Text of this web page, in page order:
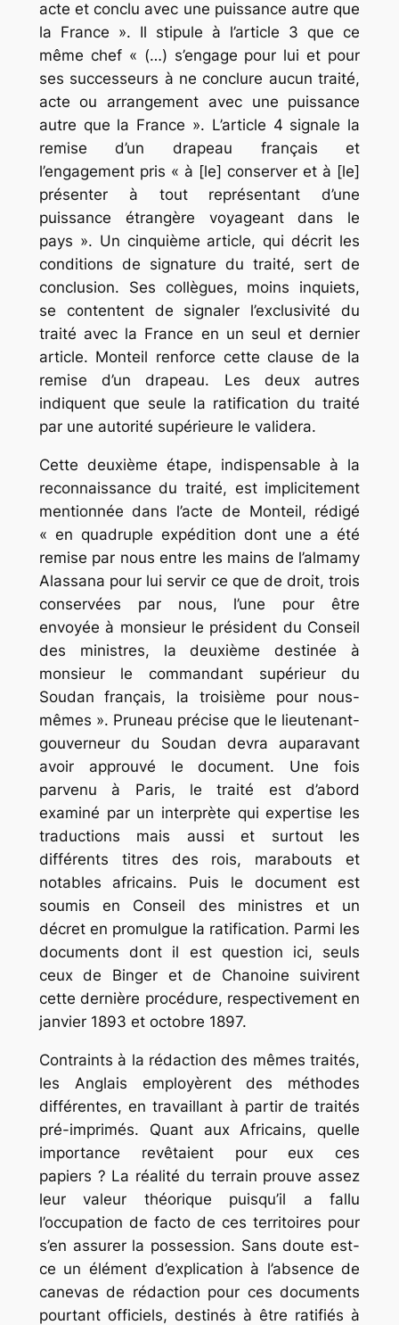
acte et conclu avec une puissance autre que
la France ». Il stipule à l’article 3 que ce
même chef « (…) s’engage pour lui et pour
ses successeurs à ne conclure aucun traité,
acte ou arrangement avec une puissance
autre que la France ». L’article 4 signale la
remise d’un drapeau français et
l’engagement pris « à [le]conserver et à [le]
présenter à tout représentant d’une
puissance étrangère voyageant dans le
pays ». Un cinquième article, qui décrit les
conditions de signature du traité, sert de
conclusion. Ses collègues, moins inquiets,
se contentent de signaler l’exclusivité du
traité avec la France en un seul et dernier
article. Monteil renforce cette clause de la
remise d’un drapeau. Les deux autres
indiquent que seule la ratification du traité
par une autorité supérieure le validera.
Cette deuxième étape, indispensable à la
reconnaissance du traité, est implicitement
mentionnée dans l’acte de Monteil, rédigé
« en quadruple expédition dont une a été
remise par nous entre les mains de l’almamy
Alassana pour lui servir ce que de droit, trois
conservées par nous, l’une pour être
envoyée à monsieur le président du Conseil
des ministres, la deuxième destinée à
monsieur le commandant supérieur du
Soudan français, la troisième pour nous-
mêmes ». Pruneau précise que le lieutenant-
gouverneur du Soudan devra auparavant
avoir approuvé le document. Une fois
parvenu à Paris, le traité est d’abord
examiné par un interprète qui expertise les
traductions mais aussi et surtout les
différents titres des rois, marabouts et
notables africains. Puis le document est
soumis en Conseil des ministres et un
décret en promulgue la ratification. Parmi les
documents dont il est question ici, seuls
ceux de Binger et de Chanoine suivirent
cette dernière procédure, respectivement en
janvier 1893 et octobre 1897.
Contraints à la rédaction des mêmes traités,
les Anglais employèrent des méthodes
différentes, en travaillant à partir de traités
pré-imprimés. Quant aux Africains, quelle
importance revêtaient pour eux ces
papiers ? La réalité du terrain prouve assez
leur valeur théorique puisqu’il a fallu
l’occupation de factode ces territoires pour
s’en assurer la possession. Sans doute est-
ce un élément d’explication à l’absence de
canevas de rédaction pour ces documents
pourtant officiels, destinés à être ratifiés à